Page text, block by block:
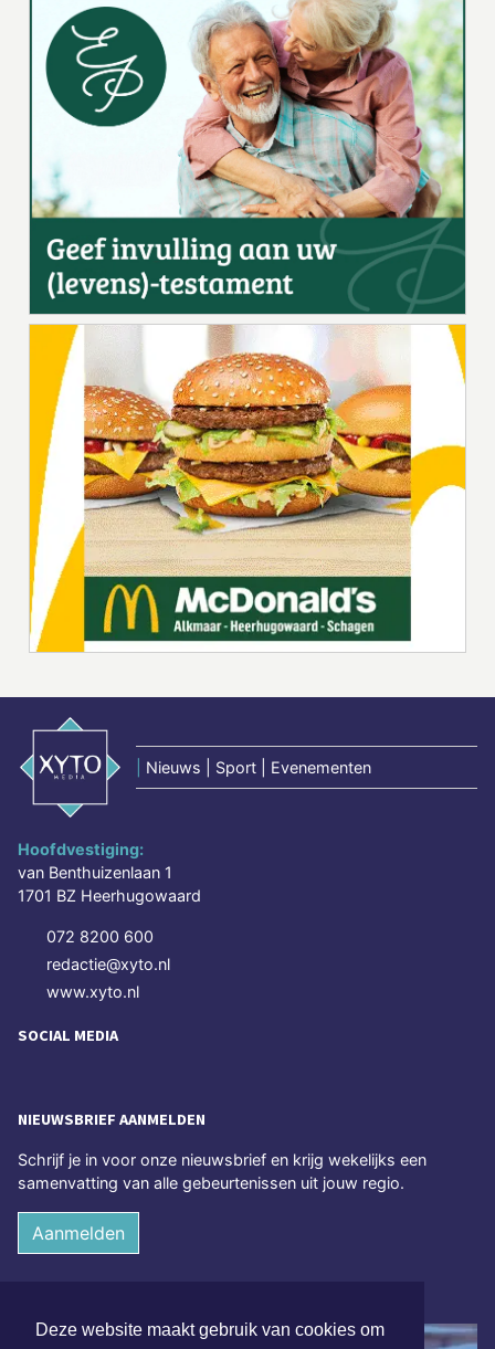
Deze website maakt gebruik van cookies om
Nieuws | Sport | Evenementen
Hoofdvestiging:
van Benthuizenlaan 1
1701 BZ Heerhugowaard
072 8200 600
redactie@xyto.nl
www.xyto.nl
SOCIAL MEDIA
NIEUWSBRIEF AANMELDEN
Schrijf je in voor onze nieuwsbrief en krijg wekelijks een
samenvatting van alle gebeurtenissen uit jouw regio.
Aanmelden